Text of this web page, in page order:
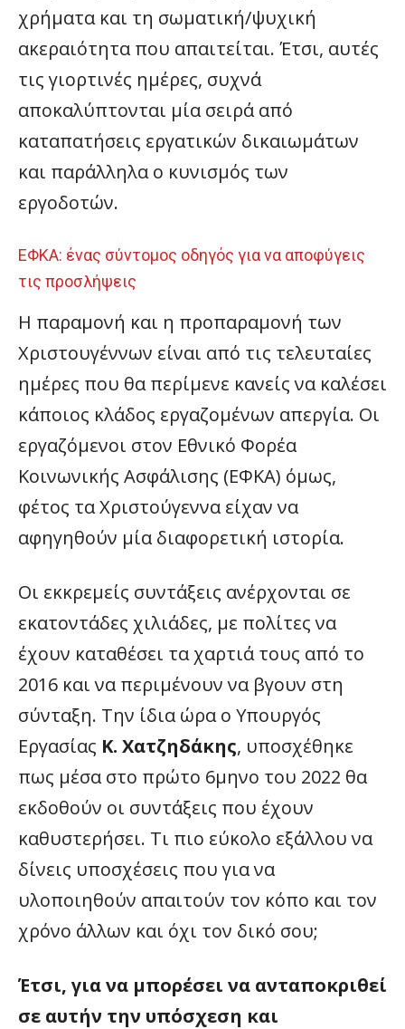
χρήματα και τη σωματική/ψυχική
ακεραιότητα που απαιτείται. Έτσι, αυτές
τις γιορτινές ημέρες, συχνά
αποκαλύπτονται μία σειρά από
καταπατήσεις εργατικών δικαιωμάτων
και παράλληλα ο κυνισμός των
εργοδοτών.
ΕΦΚΑ: ένας σύντομος οδηγός για να αποφύγεις
τις προσλήψεις
Η παραμονή και η προπαραμονή των
Χριστουγέννων είναι από τις τελευταίες
ημέρες που θα περίμενε κανείς να καλέσει
κάποιος κλάδος εργαζομένων απεργία. Οι
εργαζόμενοι στον Εθνικό Φορέα
Κοινωνικής Ασφάλισης (ΕΦΚΑ) όμως,
φέτος τα Χριστούγεννα είχαν να
αφηγηθούν μία διαφορετική ιστορία.
Οι εκκρεμείς συντάξεις ανέρχονται σε
εκατοντάδες χιλιάδες, με πολίτες να
έχουν καταθέσει τα χαρτιά τους από το
2016 και να περιμένουν να βγουν στη
σύνταξη. Την ίδια ώρα ο Υπουργός
Εργασίας Κ. Χατζηδάκης, υποσχέθηκε
πως μέσα στο πρώτο 6μηνο του 2022 θα
εκδοθούν οι συντάξεις που έχουν
καθυστερήσει. Τι πιο εύκολο εξάλλου να
δίνεις υποσχέσεις που για να
υλοποιηθούν απαιτούν τον κόπο και τον
χρόνο άλλων και όχι τον δικό σου;
Έτσι, για να μπορέσει να ανταποκριθεί
σε αυτήν την υπόσχεση και